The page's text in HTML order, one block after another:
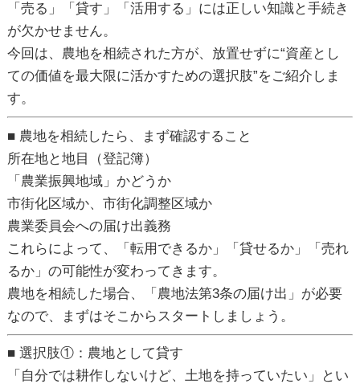
「売る」「貸す」「活用する」には 正しい知識と手続き
が欠かせません。
今回は、農地を相続された方が、放置せずに“資産とし
ての価値を最大限に活かすための選択肢”をご紹介しま
す。
■ 農地を相続したら、まず確認すること
所在地と地目（登記簿）
「農業振興地域」かどうか
市街化区域か、市街化調整区域か
農業委員会への届け出義務
これらによって、「転用できるか」「貸せるか」「売れ
るか」の可能性が変わってきます。
農地を相続した場合、「農地法第3条の届け出」が必要
なので、まずはそこからスタートしましょう。
■ 選択肢①：農地として貸す
「自分では耕作しないけど、土地を持っていたい」とい